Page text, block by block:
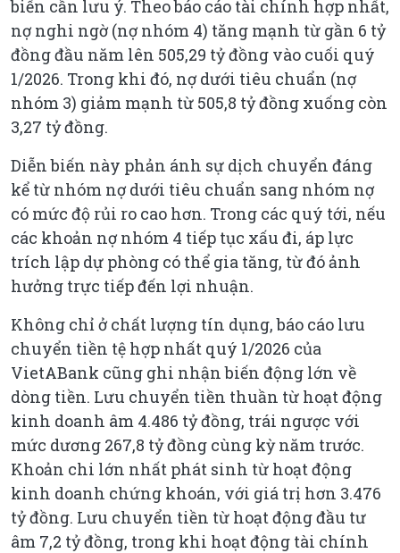
biến cần lưu ý. Theo báo cáo tài chính hợp nhất,
nợ nghi ngờ (nợ nhóm 4) tăng mạnh từ gần 6 tỷ
đồng đầu năm lên 505,29 tỷ đồng vào cuối quý
1/2026. Trong khi đó, nợ dưới tiêu chuẩn (nợ
nhóm 3) giảm mạnh từ 505,8 tỷ đồng xuống còn
3,27 tỷ đồng.
Diễn biến này phản ánh sự dịch chuyển đáng
kể từ nhóm nợ dưới tiêu chuẩn sang nhóm nợ
có mức độ rủi ro cao hơn. Trong các quý tới, nếu
các khoản nợ nhóm 4 tiếp tục xấu đi, áp lực
trích lập dự phòng có thể gia tăng, từ đó ảnh
hưởng trực tiếp đến lợi nhuận.
Không chỉ ở chất lượng tín dụng, báo cáo lưu
chuyển tiền tệ hợp nhất quý 1/2026 của
VietABank cũng ghi nhận biến động lớn về
dòng tiền. Lưu chuyển tiền thuần từ hoạt động
kinh doanh âm 4.486 tỷ đồng, trái ngược với
mức dương 267,8 tỷ đồng cùng kỳ năm trước.
Khoản chi lớn nhất phát sinh từ hoạt động
kinh doanh chứng khoán, với giá trị hơn 3.476
tỷ đồng. Lưu chuyển tiền từ hoạt động đầu tư
âm 7,2 tỷ đồng, trong khi hoạt động tài chính